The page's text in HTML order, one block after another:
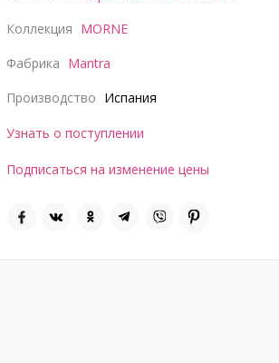
Коллекция MORNE
Фабрика Mantra
Производство Испания
Узнать о поступлении
Подписаться на изменение цены